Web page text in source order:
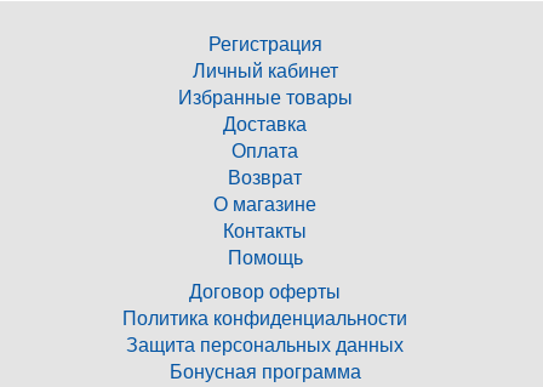
Регистрация
Личный кабинет
Избранные товары
Доставка
Оплата
Возврат
О магазине
Контакты
Помощь
Договор оферты
Политика конфиденциальности
Защита персональных данных
Бонусная программа